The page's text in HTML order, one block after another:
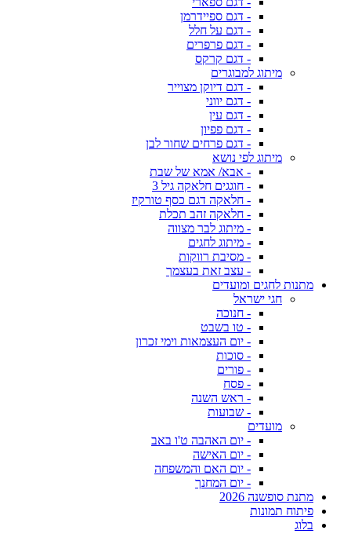
- דגם ספיידרמן
- דגם על חלל
- דגם פרפרים
- דגם קרקס
מיתוג למבוגרים
- דגם דיוקן מצוייר
- דגם יווני
- דגם עין
- דגם פפיון
- דגם פרחים שחור לבן
מיתוג לפי נושא
- אבא/ אמא של שבת
- חוגגים חלאקה גיל 3
- חלאקה דגם כסף טורקיז
- חלאקה זהב תכלת
- מיתוג לבר מצווה
- מיתוג לחגים
- מסיבת רווקות
- עצב זאת בעצמך
מתנות לחגים ומועדים
חגי ישראל
- חנוכה
- טו בשבט
- יום העצמאות וימי זכרון
- סוכות
- פורים
- פסח
- ראש השנה
- שבועות
מועדים
- יום האהבה ט'ו באב
- יום האישה
- יום האם והמשפחה
- יום המחנך
מתנת סופשנה 2026
פיתוח תמונות
בלוג